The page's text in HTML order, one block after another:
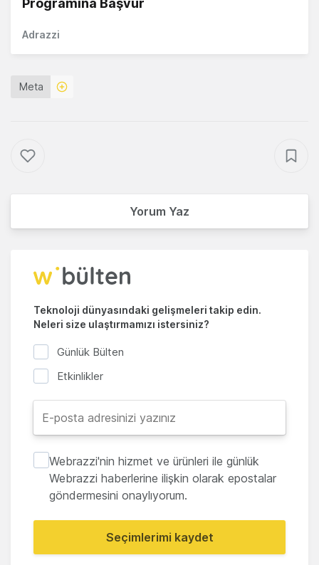
Programına Başvur
Adrazzi
Meta
Yorum Yaz
Teknoloji dünyasındaki gelişmeleri takip edin.
Neleri size ulaştırmamızı istersiniz?
Günlük Bülten
Etkinlikler
Webrazzi'nin hizmet ve ürünleri ile günlük
Webrazzi haberlerine ilişkin olarak epostalar
göndermesini onaylıyorum.
Seçimlerimi kaydet